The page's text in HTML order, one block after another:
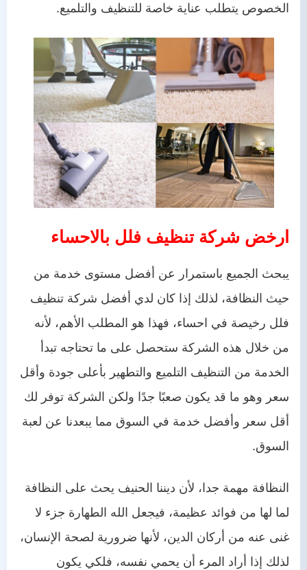
الخصوص يتطلب عناية خاصة للتنظيف والتلميع.
ارخض شركة تنظيف فلل بالاحساء
يبحث الجميع باستمرار عن أفضل مستوى خدمة من
حيث النظافة، لذلك إذا كان لدي أفضل شركة تنظيف
فلل رخيصة في احساء، فهذا هو المطلب الأهم، لأنه
من خلال هذه الشركة ستحصل على ما تحتاجه تبدأ
الخدمة من التنظيف التلميع والتطهير بأعلى جودة وأقل
سعر وهو ما قد يكون صعبًا جدًا ولكن الشركة توفر لك
أقل سعر وأفضل خدمة في السوق مما يبعدنا عن لعبة
السوق.
النظافة مهمة جدا، لأن ديننا الحنيف يحث على النظافة
لما لها من فوائد عظيمة، فيجعل الله الطهارة جزء لا
غنى عنه من أركان الدين، لأنها ضرورية لصحة الإنسان،
لذلك إذا أراد المرء أن يحمي نفسه، فلكي يكون